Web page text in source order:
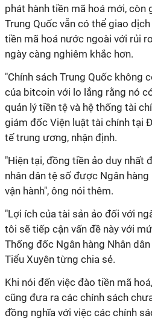
phát hành tiền mã hoá mới, còn
Trung Quốc vẫn có thể giao
tiền mã hoá nước ngoài với rủi
ngày càng nghiêm khắc hơn.
"Chính sách Trung Quốc không
của bitcoin với lo lắng rằng nó
quản lý tiền tệ và hệ thống tài
giám đốc Viện luật tài chính tại
tế trung ương, nhận định.
"Hiện tại, đồng tiền ảo duy nhất
nhân dân tệ số được Ngân hàng
vận hành", ông nói thêm.
"Lợi ích của tài sản ảo đối với
tôi sẽ tiếp cận vấn đề này với
Thống đốc Ngân hàng Nhân
Tiểu Xuyên từng chia sẻ.
Khi nói đến việc đào tiền mã
cũng đưa ra các chính sách
đồng nghĩa với việc các chính